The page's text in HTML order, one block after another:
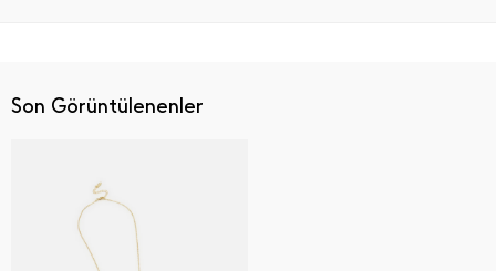
Son Görüntülenenler